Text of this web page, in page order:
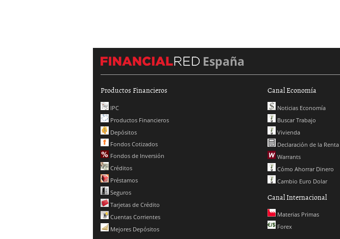
España
Productos Financieros
IPC
Productos Financieros
Depósitos
Fondos Cotizados
Fondos de Inversión
Créditos
Préstamos
Seguros
Tarjetas de Crédito
Cuentas Corrientes
Mejores Depósitos
Canal Economía
Noticias Economía
Buscar Trabajo
Vivienda
Declaración de la Renta
Warrants
Cómo Ahorrar Dinero
Cambio Euro Dolar
Canal Internacional
Materias Primas
Forex